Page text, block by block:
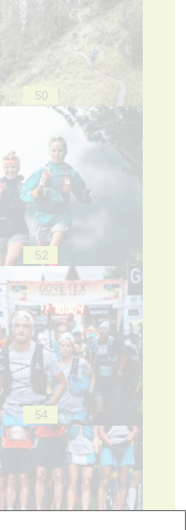
50
52
54